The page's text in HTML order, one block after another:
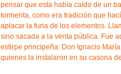
pensar que esta había caído de un
tormenta, como era tradición que
aplacar la furia de los elementos.
sino sacada a la venta pública. Fue
estirpe principeña: Don Ignacio
quienes la instalaron en su casona